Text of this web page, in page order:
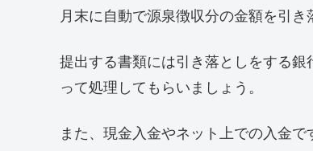
月末に自動で源泉徴収分の金額を引き
提出する書類には引き落としをする
って処理してもらいましょう。
また、現金入金やネット上での入金